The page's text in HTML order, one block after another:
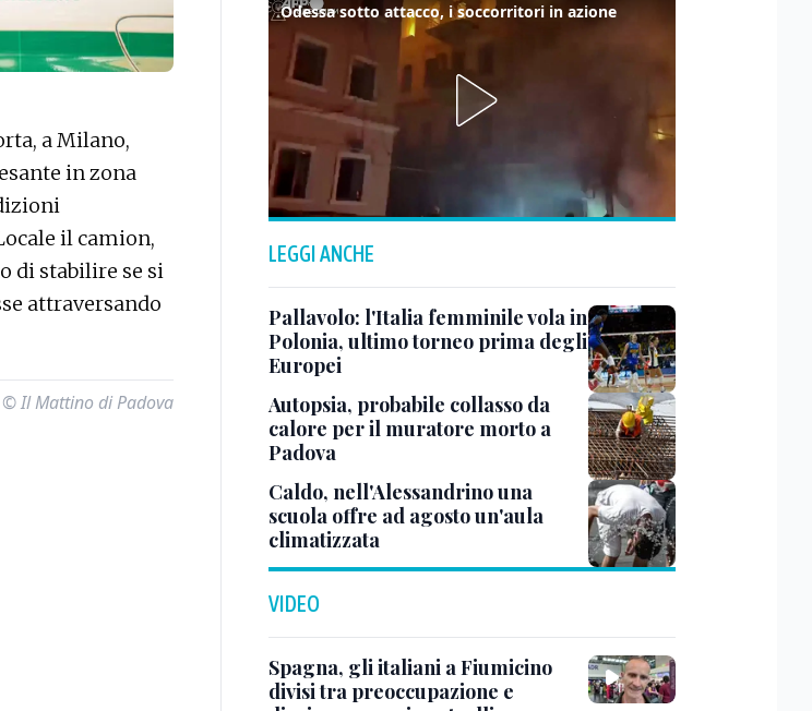
a Milano,
in zona
il camion,
di stabilire se si
attraversando
Il Mattino di Padova
Odessa sotto attacco, i soccorritori in azione
LEGGI ANCHE
Pallavolo: l'Italia femminile vola in
Polonia, ultimo torneo prima degli
Europei
Autopsia, probabile collasso da
calore per il muratore morto a
Padova
Caldo, nell'Alessandrino una
scuola offre ad agosto un'aula
climatizzata
VIDEO
Spagna, gli italiani a Fiumicino
divisi tra preoccupazione e